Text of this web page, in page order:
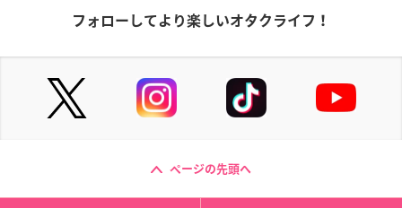
フォローしてより楽しいオタクライフ！
ページの先頭へ